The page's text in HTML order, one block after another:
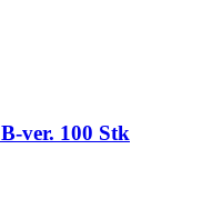
ver. 100 Stk